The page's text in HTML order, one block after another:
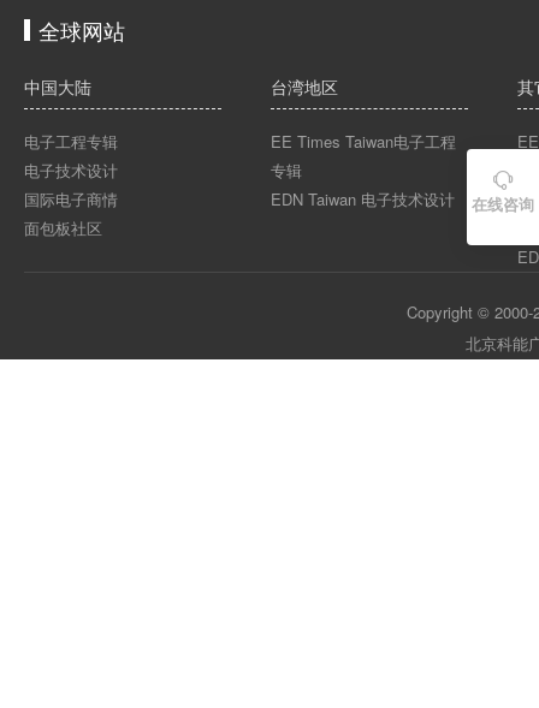
全球网站
中国大陆
电子工程专辑
电子技术设计
国际电子商情
面包板社区
台湾地区
EE Times Taiwan电子工程
专辑
EDN Taiwan 电子技术设计
其
Copyright © 2000-
北京科能

在线咨询